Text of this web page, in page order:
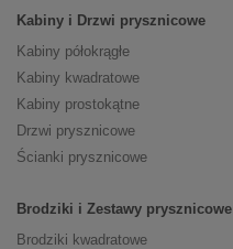
Kabiny i Drzwi prysznicowe
Kabiny półokrągłe
Kabiny kwadratowe
Kabiny prostokątne
Drzwi prysznicowe
Ścianki prysznicowe
Brodziki i Zestawy prysznicowe
Brodziki kwadratowe